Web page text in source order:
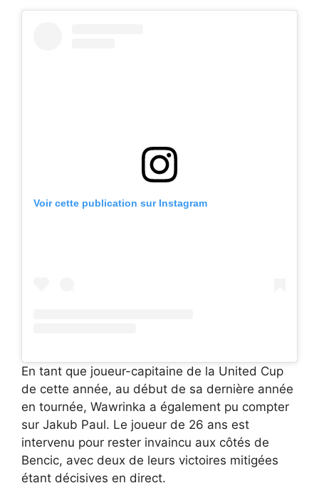
Voir cette publication sur Instagram
En tant que joueur-capitaine de la United Cup
de cette année, au début de sa dernière année
en tournée, Wawrinka a également pu compter
sur Jakub Paul. Le joueur de 26 ans est
intervenu pour rester invaincu aux côtés de
Bencic, avec deux de leurs victoires mitigées
étant décisives en direct.